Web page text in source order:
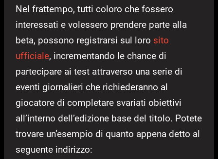
Nel frattempo, tutti coloro che fossero
interessati e volessero prendere parte alla
beta, possono registrarsi sul loro sito
ufficiale, incrementando le chance di
partecipare ai test attraverso una serie di
eventi giornalieri che richiederanno al
giocatore di completare svariati obiettivi
all’interno dell’edizione base del titolo. Potete
trovare un’esempio di quanto appena detto al
seguente indirizzo: